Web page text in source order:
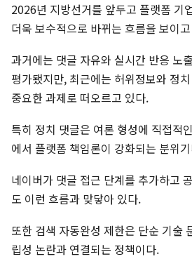
2026년 지방선거를 앞두고 플랫폼 기
더욱 보수적으로 바뀌는 흐름을 보이
과거에는 댓글 자유와 실시간 반응 노
평가됐지만, 최근에는 허위정보와 정
중요한 과제로 떠오르고 있다.
특히 정치 댓글은 여론 형성에 직접적
에서 플랫폼 책임론이 강화되는 분위
네이버가 댓글 접근 단계를 추가하고
도 이런 흐름과 맞닿아 있다.
또한 검색 자동완성 제한은 단순 기술
립성 논란과 연결되는 정책이다.